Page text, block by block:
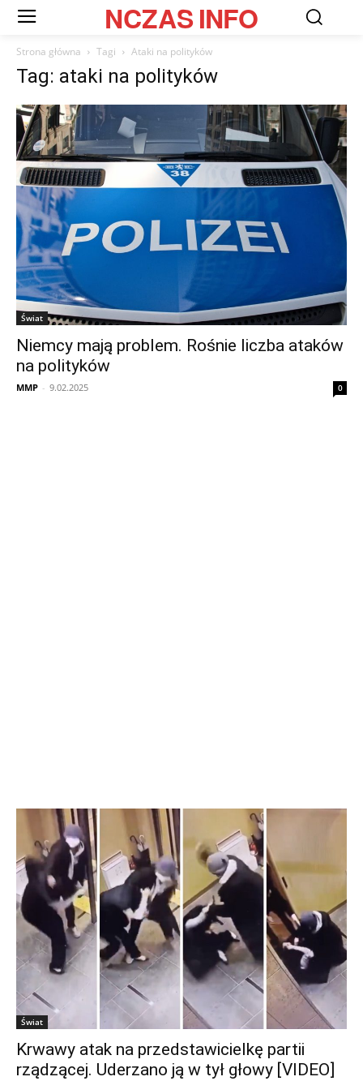
NCZASINFO
Strona główna Tagi Ataki na polityków
Tag: ataki na polityków
Świat
Niemcy mają problem. Rośnie liczba ataków
na polityków
MMP - 9.02.2025 0
Świat
Krwawy atak na przedstawicielkę partii
rządzącej. Uderzano ją w tył głowy [VIDEO]